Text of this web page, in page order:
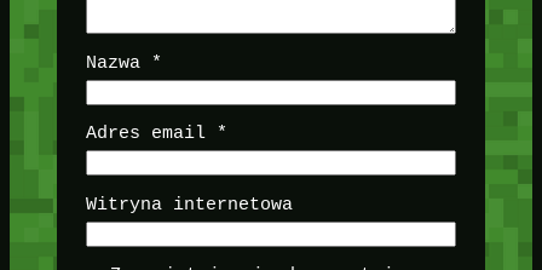
Nazwa *
Adres email *
Witryna internetowa